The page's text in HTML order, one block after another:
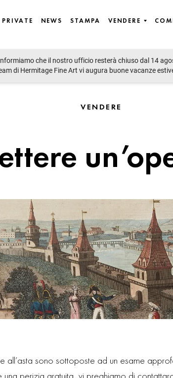
NEWS STAMPA VENDERE
che il nostro ufficio resterà chiuso dal 14
di Hermitage Fine Art vi augura buone vacanze
VENDERE
all’asta sono sottoposte ad un esame
una perizia gratuita, vi preghiamo di